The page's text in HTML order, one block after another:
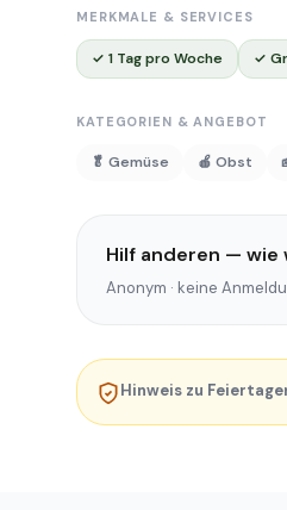
MERKMALE & SERVICES
✓ 1 Tag pro Woche ✓
KATEGORIEN & ANGEBOT
🥬 Gemüse 🍎 Obst
Hilf anderen — wie
Anonym · keine
Hinweis zu